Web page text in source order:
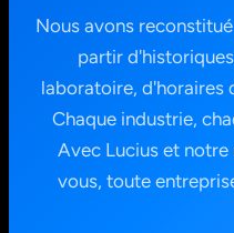
Nous avons
partir
laboratoire, d'horaires
Chaque industrie,
Avec Lucius et
vous, toute